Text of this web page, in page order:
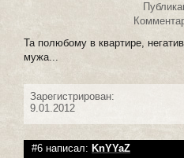
Та полюбому в квартире,
мужа...
Зарегистрирован:
9.01.2012
#6 написал: KnYYaZ